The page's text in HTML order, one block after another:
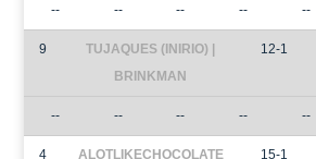
-- -- -- -- --
9
TUJAQUES (INIRIO) |
BRINKMAN
12-1
-- -- -- -- --
4
ALOTLIKECHOCOLATE
15-1